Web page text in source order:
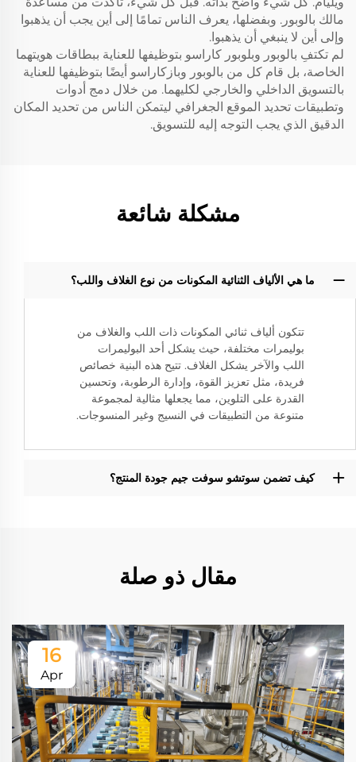
مالك بالوبور. وبفضلها، يعرف الناس تمامًا إلى أين يجب أن يذهبوا
وإلى أين لا ينبغي أن يذهبوا.
لم تكتفِ بالوبور وبلوبور كاراسو بتوظيفها للعناية ببطاقات هويتهما
الخاصة، بل قام كل من بالوبور وبازكاراسو أيضًا بتوظيفها للعناية
بالتسويق الداخلي والخارجي لكليهما. من خلال دمج أدوات
وتطبيقات تحديد الموقع الجغرافي ليتمكن الناس من تحديد المكان
الدقيق الذي يجب التوجه إليه للتسويق.
مشكلة شائعة
ما هي الألياف الثنائية المكونات من نوع الغلاف واللب؟
تتكون ألياف ثنائي المكونات ذات اللب والغلاف من
بوليمرات مختلفة، حيث يشكل أحد البوليمرات
اللب والآخر يشكل الغلاف. تتيح هذه البنية خصائص
فريدة، مثل تعزيز القوة، وإدارة الرطوبة، وتحسين
القدرة على التلوين، مما يجعلها مثالية لمجموعة
متنوعة من التطبيقات في النسيج وغير المنسوجات.
كيف تضمن سوتشو سوفت جيم جودة المنتج؟
مقال ذو صلة
16
Apr